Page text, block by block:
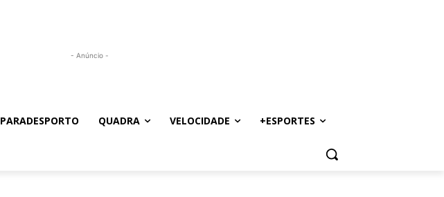
- Anúncio -
PARADESPORTO QUADRA VELOCIDADE +ESPORTES